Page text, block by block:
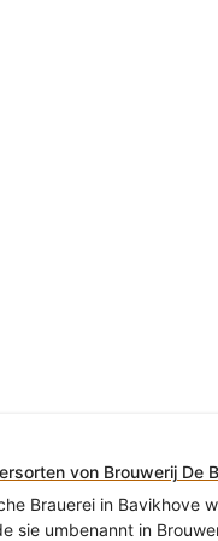
von Brouwerij De
Brauerei in Bavikhove
sie umbenannt in